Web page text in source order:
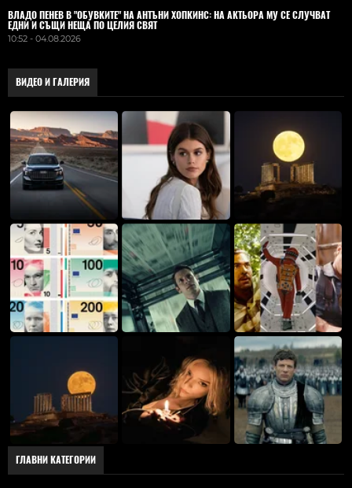
ВЛАДO ПЕНЕВ В "ОБУВКИТЕ" НА АНТЪНИ ХОПКИНС: НА АКТЬОРА МУ СЕ СЛУЧВАТ
ЕДНИ И СЪЩИ НЕЩА ПО ЦЕЛИЯ СВЯТ
10:52 - 04.08.2026
ВИДЕО И ГАЛЕРИЯ
ГЛАВНИ КАТЕГОРИИ